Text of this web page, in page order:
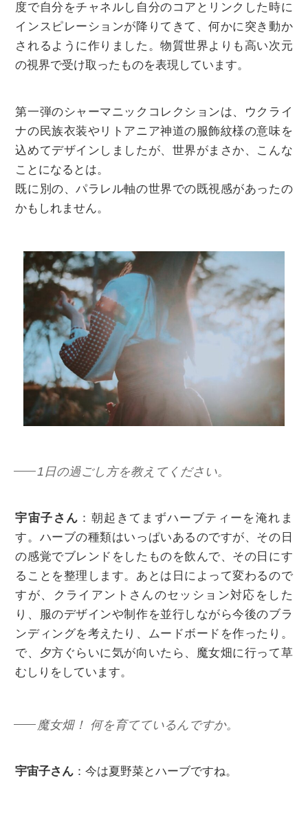
度で自分をチャネルし自分のコアとリンクした時に
インスピレーションが降りてきて、何かに突き動か
されるように作りました。物質世界よりも高い次元
の視界で受け取ったものを表現しています。
第一弾のシャーマニックコレクションは、ウクライ
ナの民族衣装やリトアニア神道の服飾紋様の意味を
込めてデザインしましたが、世界がまさか、こんな
ことになるとは。
既に別の、パラレル軸の世界での既視感があったの
かもしれません。
1日の過ごし方を教えてください。
宇宙子さん ：朝起きてまずハーブティーを淹れま
す。ハーブの種類はいっぱいあるのですが、その日
の感覚でブレンドをしたものを飲んで、その日にす
ることを整理します。あとは日によって変わるので
すが、クライアントさんのセッション対応をした
り、服のデザインや制作を並行しながら今後のブラ
ンディングを考えたり、ムードボードを作ったり。
で、夕方ぐらいに気が向いたら、魔女畑に行って草
むしりをしています。
魔女畑！ 何を育てているんですか。
宇宙子さん ：今は夏野菜とハーブですね。